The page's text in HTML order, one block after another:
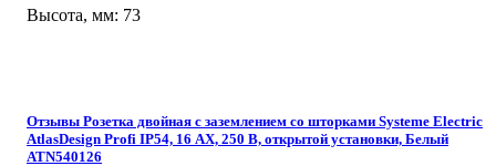
Высота, мм: 73
Отзывы Розетка двойная с заземлением со шторками Systeme Electric
AtlasDesign Profi IP54, 16 АХ, 250 В, открытой установки, Белый
ATN540126